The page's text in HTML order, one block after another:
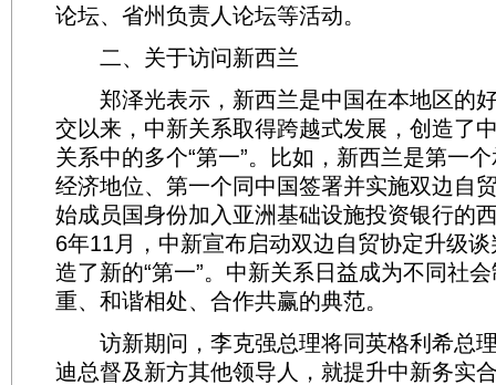
论坛、省州负责人论坛等活动。
二、关于访问新西兰
郑泽光表示，新西兰是中国在本地区的
交以来，中新关系取得跨越式发展，创造了
关系中的多个“第一”。比如，新西兰是第一
经济地位、第一个同中国签署并实施双边自
始成员国身份加入亚洲基础设施投资银行的
6年11月，中新宣布启动双边自贸协定升级
造了新的“第一”。中新关系日益成为不同社
重、和谐相处、合作共赢的典范。
访新期问，李克强总理将同英格利希总
迪总督及新方其他领导人，就提升中新务实